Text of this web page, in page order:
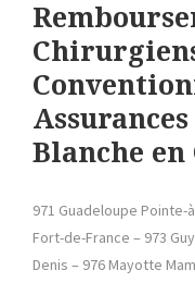
Blanche
971 Guadeloupe Pointe-
Fort-de-France – 973
Denis – 976 Mayotte